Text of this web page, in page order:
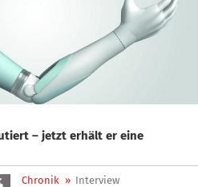
Chronik » Interview